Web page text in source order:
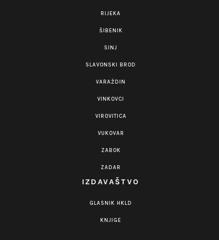
RIJEKA
ŠIBENIK
SINJ
SLAVONSKI BROD
VARAŽDIN
VINKOVCI
VIROVITICA
VUKOVAR
ZABOK
ZADAR
IZDAVAŠTVO
GLASNIK HKLD
KNJIGE